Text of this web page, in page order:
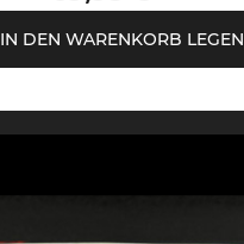
Preis
IN DEN WARENKORB LEGEN